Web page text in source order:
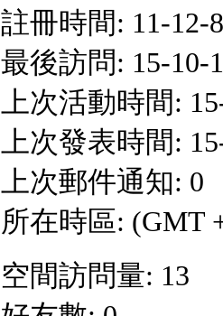
註冊時間: 11-12-
最後訪問: 15-10-
上次活動時間:
上次發表時間:
上次郵件通知: 0
所在時區: (GMT
空間訪問量: 13